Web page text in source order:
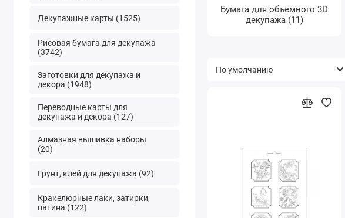
Декупажные карты (1525)
Рисовая бумага для декупажа
(3742)
Заготовки для декупажа и
декора (1948)
Переводные карты для
декупажа и декора (127)
Алмазная вышивка наборы
(20)
Грунт, клей для декупажа (92)
Кракелюрные лаки, затирки,
патина (122)
Бумага для объемного 3D
декупажа (11)